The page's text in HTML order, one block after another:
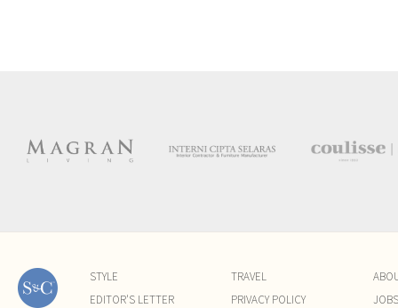
STYLE
EDITOR'S LETTER
TRAVEL
PRIVACY POLICY
JOBS